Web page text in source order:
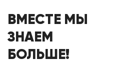
ВМЕСТЕ МЫ
ЗНАЕМ
БОЛЬШЕ!